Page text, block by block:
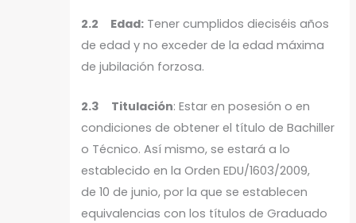
2.2 Edad: Tener cumplidos dieciséis años
de edad y no exceder de la edad máxima
de jubilación forzosa.
2.3 Titulación: Estar en posesión o en
condiciones de obtener el título de Bachiller
o Técnico. Así mismo, se estará a lo
establecido en la Orden EDU/1603/2009,
de 10 de junio, por la que se establecen
equivalencias con los títulos de Graduado